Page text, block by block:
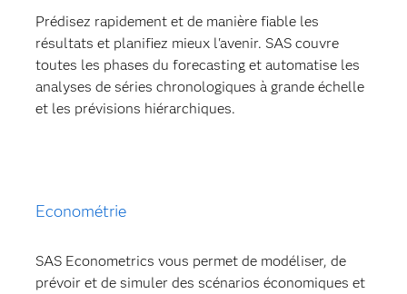
Prédisez rapidement et de manière fiable les
résultats et planifiez mieux l'avenir. SAS couvre
toutes les phases du forecasting et automatise les
analyses de séries chronologiques à grande échelle
et les prévisions hiérarchiques.
Econométrie
SAS Econometrics vous permet de modéliser, de
prévoir et de simuler des scénarios économiques et